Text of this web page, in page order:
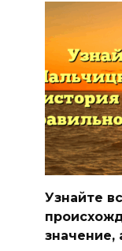
Узнайте
значение,